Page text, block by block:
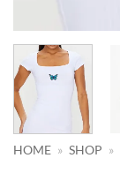
HOME » SHOP »